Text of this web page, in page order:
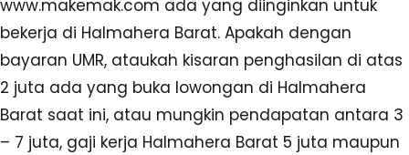
www.makemak.com ada yang diinginkan untuk
bekerja di Halmahera Barat. Apakah dengan
bayaran UMR, ataukah kisaran penghasilan di atas
2 juta ada yang buka lowongan di Halmahera
Barat saat ini, atau mungkin pendapatan antara 3
– 7 juta, gaji kerja Halmahera Barat 5 juta maupun